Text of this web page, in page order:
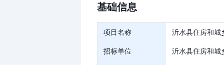
基础信息
项目名称 沂水县住房和城
招标单位 沂水县住房和城